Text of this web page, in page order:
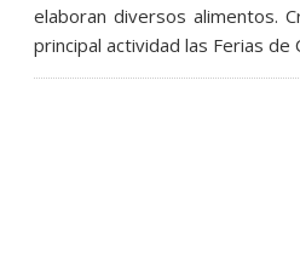
elaboran diversos alimentos.
principal actividad las Ferias de